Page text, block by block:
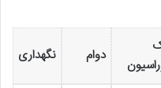
دوام نگهداری